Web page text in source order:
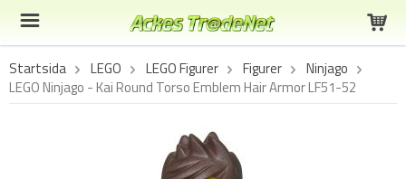
Startsida LEGO LEGO Figurer Figurer
Ninjago
LEGO Ninjago - Kai Round Torso Emblem Hair Armor LF51-52